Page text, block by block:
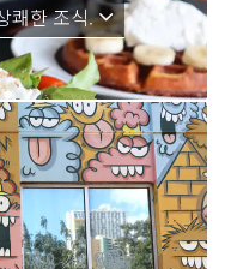
쾌한 조식.